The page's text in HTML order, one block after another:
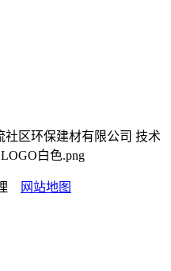
区环保建材有限公司 技术
网站地图